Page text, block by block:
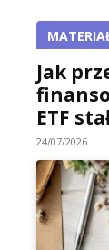
Jak
ETF
24/07/2026